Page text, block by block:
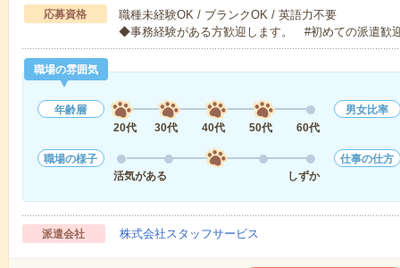
応募資格
職種未経験OK / ブランクOK / 英語力不要
◆事務経験がある方歓迎します。 #初めての派遣歓
職場の雰囲気
年齢層
20代
30代 40代 50代 60代
男女比率
職場の様子
活気がある
しずか
仕事の仕方
派遣会社 株式会社スタッフサービス